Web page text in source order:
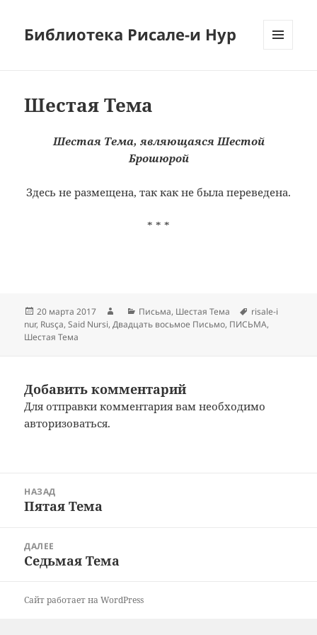
Библиотека Рисале-и Нур
Шестая Тема
Шестая Тема, являющаяся Шестой
Брошюрой
Здесь не размещена, так как не была переведена.
* * *
Опубликовано
20 марта 2017 АвторРубрики
Письма, Шестая Тема Метки
risale-i
nur, Rusça,Said Nursi,Двадцать восьмое Письмо, ПИСЬМА,
Шестая Тема
Добавить комментарий
Для отправки комментария вам необходимо
авторизоваться.
записям
НАЗАД
Предыдущая
Пятая Тема
ДАЛЕЕ
Следующая
Седьмая Тема
Сайт работает на WordPress